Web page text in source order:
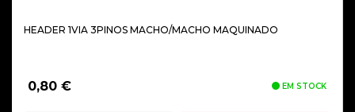
HEADER 1VIA 3PINOS MACHO/MACHO MAQUINADO
0,80 € EM STOCK